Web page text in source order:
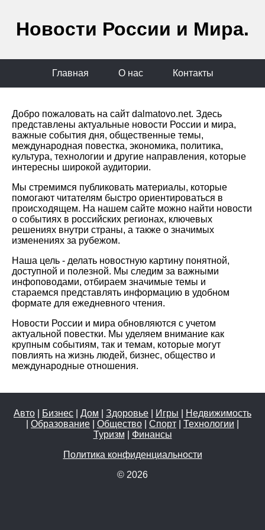
Новости России и Мира.
Главная О нас Контакты
Добро пожаловать на сайт dalmatovo.net. Здесь
представлены актуальные новости России и мира,
важные события дня, общественные темы,
международная повестка, экономика, политика,
культура, технологии и другие направления, которые
интересны широкой аудитории.
Мы стремимся публиковать материалы, которые
помогают читателям быстро ориентироваться в
происходящем. На нашем сайте можно найти новости
о событиях в российских регионах, ключевых
решениях внутри страны, а также о значимых
изменениях за рубежом.
Наша цель - делать новостную картину понятной,
доступной и полезной. Мы следим за важными
инфоповодами, отбираем значимые темы и
стараемся представлять информацию в удобном
формате для ежедневного чтения.
Новости России и мира обновляются с учетом
актуальной повестки. Мы уделяем внимание как
крупным событиям, так и темам, которые могут
повлиять на жизнь людей, бизнес, общество и
международные отношения.
Авто Бизнес Дом Здоровье Игры
Недвижимость
Образование Общество Спорт Технологии
Туризм
Финансы
Политика конфиденциальности
© 2026